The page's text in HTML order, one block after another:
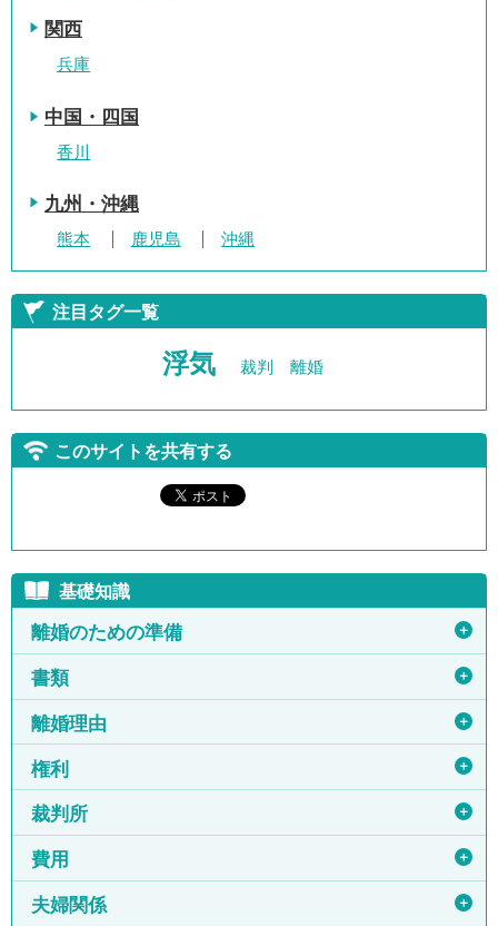
関西
兵庫
中国・四国
香川
九州・沖縄
熊本 鹿児島 沖縄
注目タグ一覧
浮気 裁判 離婚
このサイトを共有する
基礎知識
離婚のための準備 ＋
書類 ＋
離婚理由 ＋
権利 ＋
裁判所 ＋
費用 ＋
夫婦関係 ＋